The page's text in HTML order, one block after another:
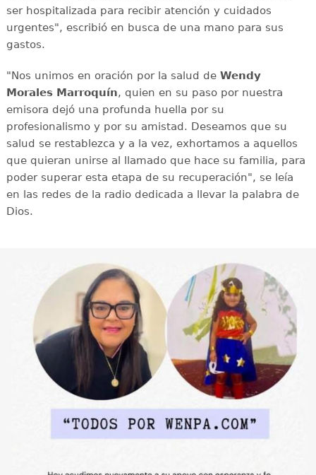
ser hospitalizada para recibir atención y cuidados
urgentes", escribió en busca de una mano para sus
gastos.
"Nos unimos en oración por la salud de Wendy
Morales Marroquín, quien en su paso por nuestra
emisora dejó una profunda huella por su
profesionalismo y por su amistad. Deseamos que su
salud se restablezca y a la vez, exhortamos a aquellos
que quieran unirse al llamado que hace su familia, para
poder superar esta etapa de su recuperación", se leía
en las redes de la radio dedicada a llevar la palabra de
Dios.